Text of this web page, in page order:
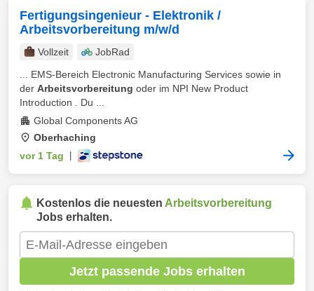
Fertigungsingenieur - Elektronik /
Arbeitsvorbereitung m/w/d
Vollzeit
JobRad
... EMS-Bereich Electronic Manufacturing Services sowie in
der Arbeitsvorbereitung oder im NPI New Product
Introduction . Du ...
Global Components AG
Oberhaching
vor 1 Tag
Kostenlos die neuesten Arbeitsvorbereitung
Jobs erhalten.
Jetzt passende Jobs erhalten